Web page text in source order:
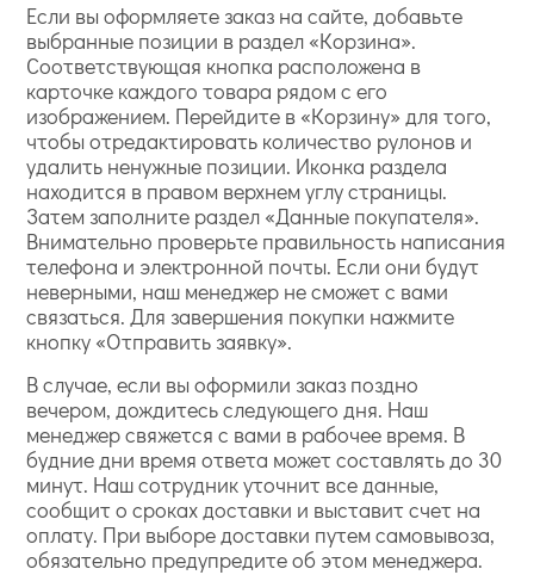
Если вы оформляете заказ на сайте, добавьте
выбранные позиции в раздел «Корзина».
Соответствующая кнопка расположена в
карточке каждого товара рядом с его
изображением. Перейдите в «Корзину» для того,
чтобы отредактировать количество рулонов и
удалить ненужные позиции. Иконка раздела
находится в правом верхнем углу страницы.
Затем заполните раздел «Данные покупателя».
Внимательно проверьте правильность написания
телефона и электронной почты. Если они будут
неверными, наш менеджер не сможет с вами
связаться. Для завершения покупки нажмите
кнопку «Отправить заявку».
В случае, если вы оформили заказ поздно
вечером, дождитесь следующего дня. Наш
менеджер свяжется с вами в рабочее время. В
будние дни время ответа может составлять до 30
минут. Наш сотрудник уточнит все данные,
сообщит о сроках доставки и выставит счет на
оплату. При выборе доставки путем самовывоза,
обязательно предупредите об этом менеджера.